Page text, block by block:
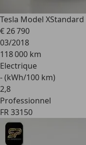
Tesla Model XStandard
€ 26 790
03/2018
118 000 km
Electrique
- (kWh/100 km)
2,8
Professionnel
FR 33150